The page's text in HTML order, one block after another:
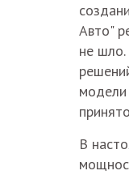
Авто"
не
модели
В